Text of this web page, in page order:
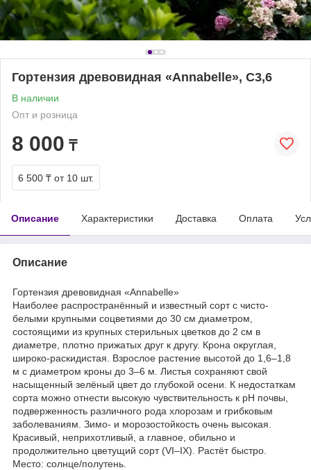
Гортензия древовидная «Annabelle», С3,6
В наличии
Опт и розница
8 000 ₸
6 500 ₸ от 10 шт.
Описание Характеристики Доставка Оплата
Описание
Гортензия древовидная «Annabelle»
Наиболее распространённый и известный сорт с чисто-
белыми крупными соцветиями до 30 см диаметром,
состоящими из крупных стерильных цветков до 2 см в
диаметре, плотно прижатых друг к другу. Крона округлая,
широко-раскидистая. Взрослое растение высотой до 1,6–1,8
м с диаметром кроны до 3–6 м. Листья сохраняют свой
насыщенный зелёный цвет до глубокой осени. К недостаткам
сорта можно отнести высокую чувствительность к pH почвы,
подверженность различного рода хлорозам и грибковым
заболеваниям. Зимо- и морозостойкость очень высокая.
Красивый, неприхотливый, а главное, обильно и
продолжительно цветущий сорт (VІ–ІХ). Растёт быстро.
Место: солнце/полутень.